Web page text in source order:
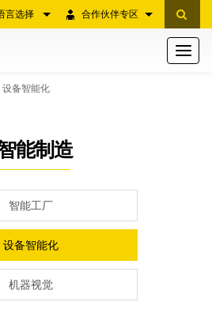
合作伙伴专区
言选择
Toggle
设备智能化
能制造
智能工厂
设备智能化
机器视觉